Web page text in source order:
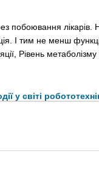
побоювання лікарів.
І тим не менш
Рівень метаболізму
у світі